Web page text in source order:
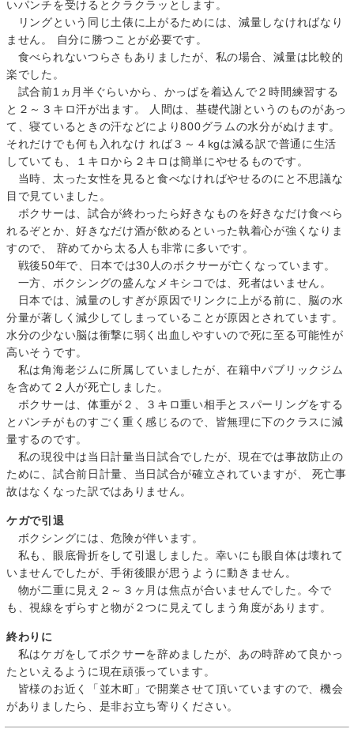
いパンチを受けるとクラクラッとします。
リングという同じ土俵に上がるためには、減量しなければなり
ません。 自分に勝つことが必要です。
食べられないつらさもありましたが、私の場合、減量は比較的
楽でした。
試合前1ヵ月半ぐらいから、かっぱを着込んで２時間練習する
と２～３キロ汗が出ます。 人間は、基礎代謝というのものがあっ
て、寝ているときの汗などにより800グラムの水分がぬけます。
それだけでも何も入れなけ れば３～４kgは減る訳で普通に生活
していても、１キロから２キロは簡単にやせるものです。
当時、太った女性を見ると食べなければやせるのにと不思議な
目で見ていました。
ボクサーは、試合が終わったら好きなものを好きなだけ食べら
れるぞとか、好きなだけ酒が飲めるといった執着心が強くなりま
すので、 辞めてから太る人も非常に多いです。
戦後50年で、日本では30人のボクサーが亡くなっています。
一方、ボクシングの盛んなメキシコでは、死者はいません。
日本では、減量のしすぎが原因でリンクに上がる前に、脳の水
分量が著しく減少してしまっていることが原因とされています。
水分の少ない脳は衝撃に弱く出血しやすいので死に至る可能性が
高いそうです。
私は角海老ジムに所属していましたが、在籍中パブリックジム
を含めて２人が死亡しました。
ボクサーは、体重が２、３キロ重い相手とスパーリングをする
とパンチがものすごく重く感じるので、皆無理に下のクラスに減
量するのです。
私の現役中は当日計量当日試合でしたが、現在では事故防止の
ために、試合前日計量、当日試合が確立されていますが、 死亡事
故はなくなった訳ではありません。
ケガで引退
ボクシングには、危険が伴います。
私も、眼底骨折をして引退しました。幸いにも眼自体は壊れて
いませんでしたが、手術後眼が思うように動きません。
物が二重に見え２～３ヶ月は焦点が合いませんでした。今で
も、視線をずらすと物が２つに見えてしまう角度があります。
終わりに
私はケガをしてボクサーを辞めましたが、あの時辞めて良かっ
たといえるように現在頑張っています。
皆様のお近く「並木町」で開業させて頂いていますので、機会
がありましたら、是非お立ち寄りください。